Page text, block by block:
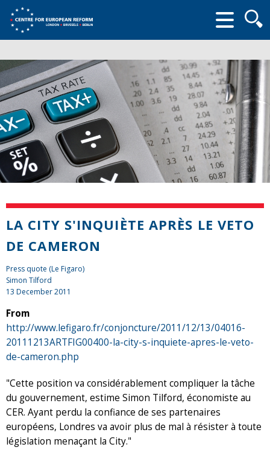
form
LA CITY S'INQUIÈTE APRÈS LE VETO
DE CAMERON
Press quote (Le Figaro)
Simon Tilford
13 December 2011
From
http://www.lefigaro.fr/conjoncture/2011/12/13/04016-
20111213ARTFIG00400-la-city-s-inquiete-apres-le-veto-
de-cameron.php
"Cette position va considérablement compliquer la tâche
du gouvernement, estime Simon Tilford, économiste au
CER. Ayant perdu la confiance de ses partenaires
européens, Londres va avoir plus de mal à résister à toute
législation menaçant la City."